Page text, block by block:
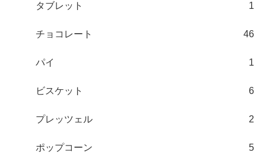
タブレット 1
チョコレート 46
パイ 1
ビスケット 6
プレッツェル 2
ポップコーン 5